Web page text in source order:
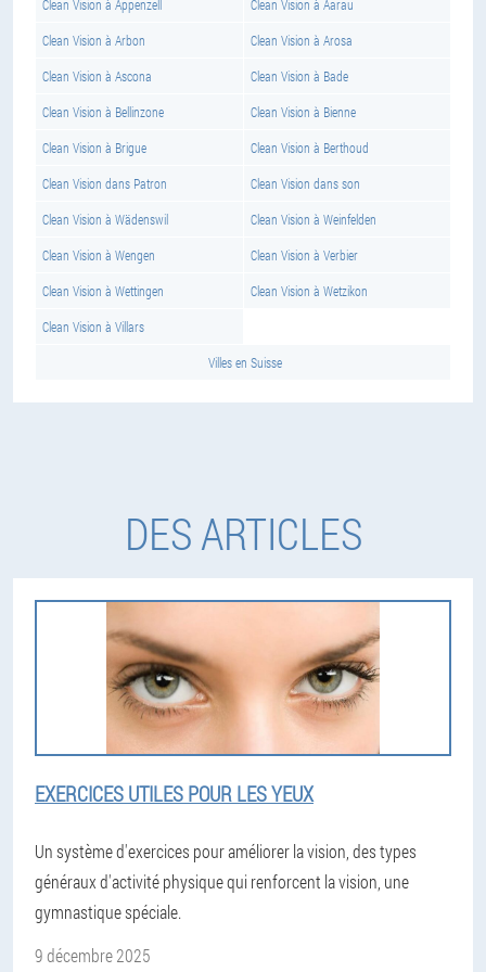
Clean Vision à Appenzell Clean Vision à Aarau
Clean Vision à Arbon Clean Vision à Arosa
Clean Vision à Ascona Clean Vision à Bade
Clean Vision à Bellinzone Clean Vision à Bienne
Clean Vision à Brigue Clean Vision à Berthoud
Clean Vision dans Patron Clean Vision dans son
Clean Vision à Wädenswil Clean Vision à Weinfelden
Clean Vision à Wengen Clean Vision à Verbier
Clean Vision à Wettingen Clean Vision à Wetzikon
Clean Vision à Villars
Villes en Suisse
DES ARTICLES
EXERCICES UTILES POUR LES YEUX
Un système d'exercices pour améliorer la vision, des types
généraux d'activité physique qui renforcent la vision, une
gymnastique spéciale.
9 décembre 2025